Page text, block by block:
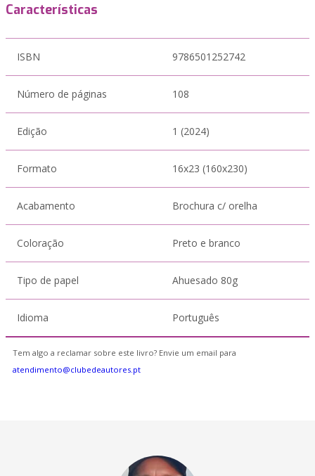
Características
ISBN 9786501252742
Número de páginas 108
Edição 1 (2024)
Formato 16x23 (160x230)
Acabamento Brochura c/ orelha
Coloração Preto e branco
Tipo de papel Ahuesado 80g
Idioma Português
Tem algo a reclamar sobre este livro? Envie um email para
atendimento@clubedeautores.pt